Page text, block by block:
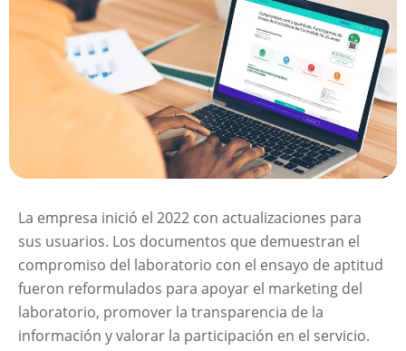
La empresa inició el 2022 con actualizaciones para
sus usuarios. Los documentos que demuestran el
compromiso del laboratorio con el ensayo de aptitud
fueron reformulados para apoyar el marketing del
laboratorio, promover la transparencia de la
información y valorar la participación en el servicio.